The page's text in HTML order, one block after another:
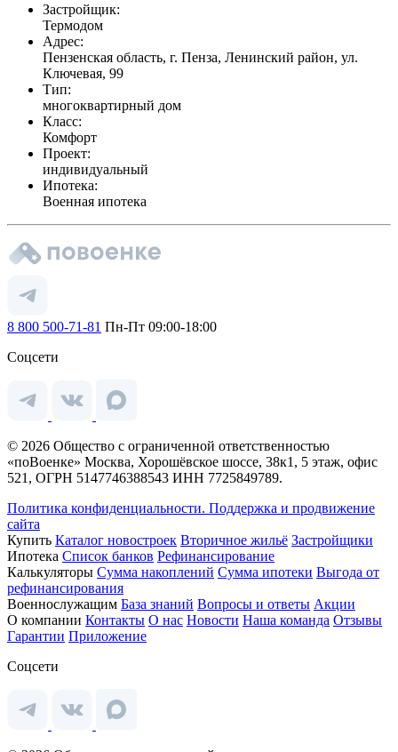
Застройщик:
Термодом
Адрес:
Пензенская область, г. Пенза, Ленинский район, ул.
Ключевая, 99
Тип:
многоквартирный дом
Класс:
Комфорт
Проект:
индивидуальный
Ипотека:
Военная ипотека
8 800 500-71-81 Пн-Пт 09:00-18:00
Соцсети
© 2026 Общество с ограниченной ответственностью
«поВоенке» Москва, Хорошёвское шоссе, 38к1, 5 этаж, офис
521, ОГРН 5147746388543 ИНН 7725849789.
Политика конфиденциальности. Поддержка и продвижение
сайта
Купить Каталог новостроек Вторичное жильё Застройщики
Ипотека Список банков Рефинансирование
Калькуляторы Сумма накоплений Сумма ипотеки Выгода от
рефинансирования
Военнослужащим База знаний Вопросы и ответы Акции
О компании Контакты О нас Новости Наша команда Отзывы
Гарантии Приложение
Соцсети